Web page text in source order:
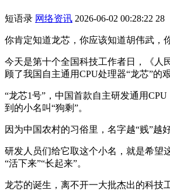
短语录 网络资讯 2026-06-02 00:28:22 28
你肯定知道龙芯，你应该知道胡伟武
今天是第十个全国科技工作者日，《人
顾了我国自主通用CPU处理器“龙芯”的
“龙芯1号”，中国首款自主研发通用
到的小名叫“狗剩”。
因为中国农村的习俗里，名字越“贱”越
研发人员们给它取这个小名，就是希望
“活下来”“长起来”。
龙芯的诞生，离不开一大批杰出的科技